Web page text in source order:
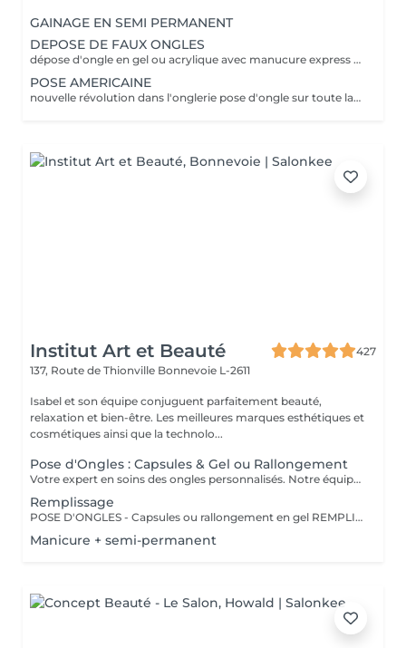
GAINAGE EN SEMI PERMANENT
DEPOSE DE FAUX ONGLES
dépose d'ongle en gel ou acrylique avec manucure express application d'un fortifiant pour l'ongle
POSE AMERICAINE
nouvelle révolution dans l'onglerie pose d'ongle sur toute la surface de l'ongle sans abimer les vôtres
Institut Art et Beauté
427
137, Route de Thionville Bonnevoie L-2611
Isabel et son équipe conjuguent parfaitement beauté,
relaxation et bien-être. Les meilleures marques esthétiques et
cosmétiques ainsi que la technolo...
Pose d'Ongles : Capsules & Gel ou Rallongement
Votre expert en soins des ongles personnalisés. Notre équipe de prothésistes ongulaires diplômées vous offre une gamme complète de services pour des ongles magnifiques et durables. Expertise et Professionnalisme : Prothésistes qualifiées et expérimentées : o Isabel o Francesca o Fatima o Deborah o Patricia o Mirza Des produits de haute qualité, aux couleurs variées pour des résultats éclatants et durables. Garantie de beauté et santé de vos ongles. Services adaptés à vos goûts et votre personnalité Capsules pour allonger rapidement vos ongles. Rallongement en Gel : Pour un résultat naturel et durable. Remplissage toute les 3 a 4 semaines pour comble la repousse et préserve l'intégrité de la pose initiale. Manucure Soins et esthétisme pour des ongles en pleine santé et élégants. Nos Techniques Manucure Combinée : Soins complets et embellissement. Vernis Semi-Permanent : Couleur durable sans pose de gel. Chablon ou Capsules : Pose traditionnelle ou look naturel.
Remplissage
POSE D'ONGLES - Capsules ou rallongement en gel REMPLISSAGE MANUCURE Nos prothésistes ongulaire diplômée vous accueille dans notre espace d'esthétique des soins des ongles personnalisés. Nos maîtrisons des méthodes qui sauront vous permettre de garder de beaux ongles durablement avec le stylise en fonction de vos goûts et de votre personnalité : manucure combinée, pose de vernis semi-permanent, remplissage, pose complète au chablon ou capsules. Nos produits à la pointe des tendances, de haute qualité, des couleurs dotées d'une pigmentation multiples.
Manicure + semi-permanent